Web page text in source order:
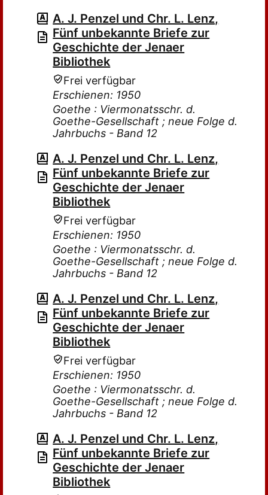
A. J. Penzel und Chr. L. Lenz,
Fünf unbekannte Briefe zur
Geschichte der Jenaer
Bibliothek
Frei verfügbar
Erschienen: 1950
Goethe : Viermonatsschr. d.
Goethe-Gesellschaft ; neue Folge d.
Jahrbuchs - Band 12
A. J. Penzel und Chr. L. Lenz,
Fünf unbekannte Briefe zur
Geschichte der Jenaer
Bibliothek
Frei verfügbar
Erschienen: 1950
Goethe : Viermonatsschr. d.
Goethe-Gesellschaft ; neue Folge d.
Jahrbuchs - Band 12
A. J. Penzel und Chr. L. Lenz,
Fünf unbekannte Briefe zur
Geschichte der Jenaer
Bibliothek
Frei verfügbar
Erschienen: 1950
Goethe : Viermonatsschr. d.
Goethe-Gesellschaft ; neue Folge d.
Jahrbuchs - Band 12
A. J. Penzel und Chr. L. Lenz,
Fünf unbekannte Briefe zur
Geschichte der Jenaer
Bibliothek